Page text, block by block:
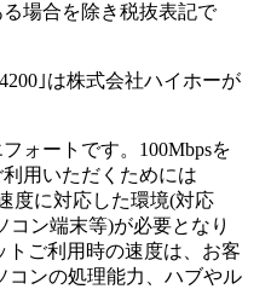
場合を除き税抜表記で
｣は株式会社ハイホーが
ォートです。100Mbpsを
用いただくためには
度に対応した環境(対応
ン端末等)が必要となり
トご利用時の速度は、お客
コンの処理能力、ハブやル